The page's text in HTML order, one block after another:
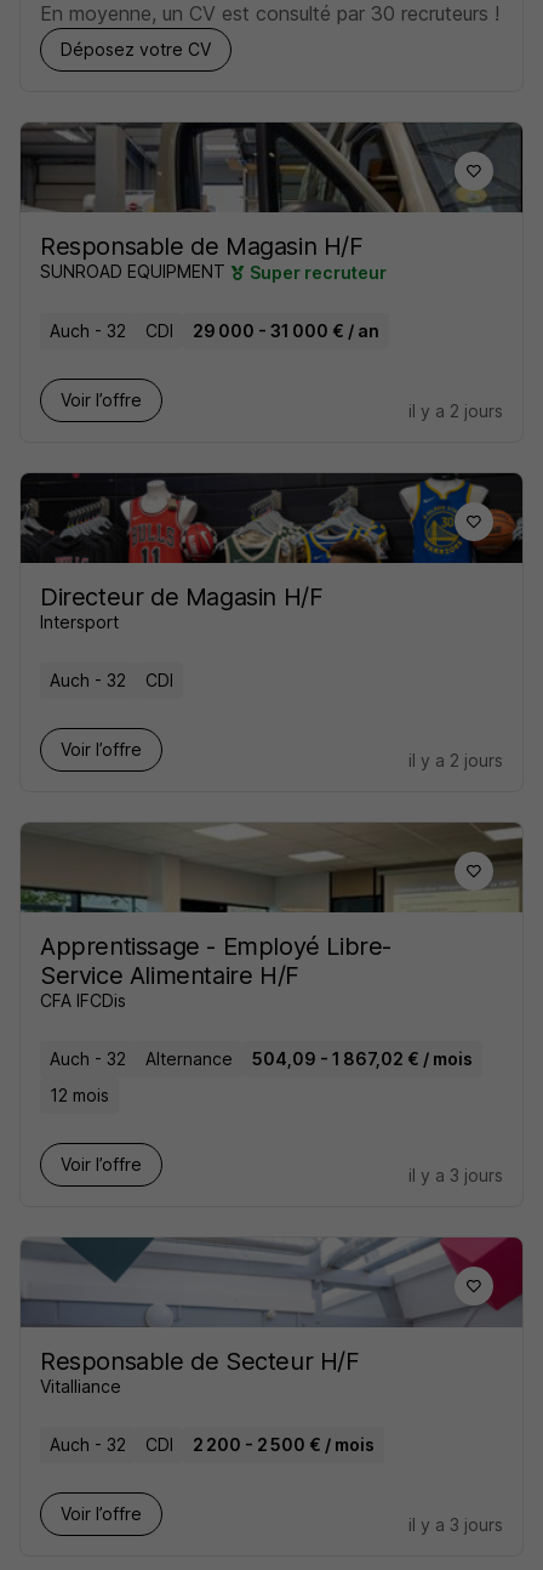
En moyenne, un CV est consulté par 30 recruteurs !
Déposez votre CV
Responsable de Magasin H/F
SUNROAD EQUIPMENT Super recruteur
Auch - 32 CDI 29 000 - 31 000 € / an
Voir l’offre
il y a 2 jours
Directeur de Magasin H/F
Intersport
Auch - 32 CDI
Voir l’offre
il y a 2 jours
Apprentissage - Employé Libre-
Service Alimentaire H/F
CFA IFCDis
Auch - 32 Alternance
504,09 - 1 867,02 € / mois
12 mois
Voir l’offre
il y a 3 jours
Responsable de Secteur H/F
Vitalliance
Auch - 32 CDI 2 200 - 2 500 € / mois
Voir l’offre
il y a 3 jours